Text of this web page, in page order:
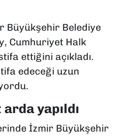
Büyükşehir Belediye
Cumhuriyet Halk
ettiğini açıkladı.
edeceği uzun
yapıldı
İzmir Büyükşehir